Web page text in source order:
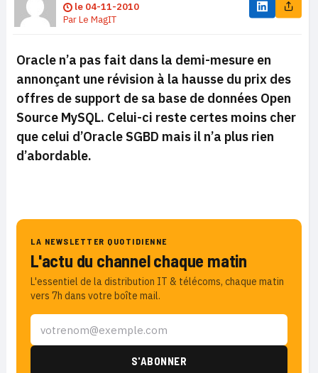
le 04-11-2010
ParLe MagIT
Oracle n’a pas fait dans la demi-mesure en
annonçant une révision à la hausse du prix des
offres de support de sa base de données Open
Source MySQL. Celui-ci reste certes moins cher
que celui d’Oracle SGBD mais il n’a plus rien
d’abordable.
LA NEWSLETTER QUOTIDIENNE
L'actu du channel chaque matin
L'essentiel de la distribution IT & télécoms, chaque matin
vers 7h dans votre boîte mail.